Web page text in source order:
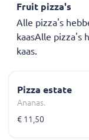
Fruit pizza's
Alle pizza's
kaasAlle pizza's
kaas.
Pizza estate
Ananas.
€ 11,50